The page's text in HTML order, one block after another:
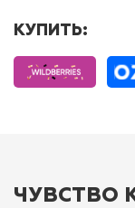
КУПИТЬ:
ЧУВСТВО